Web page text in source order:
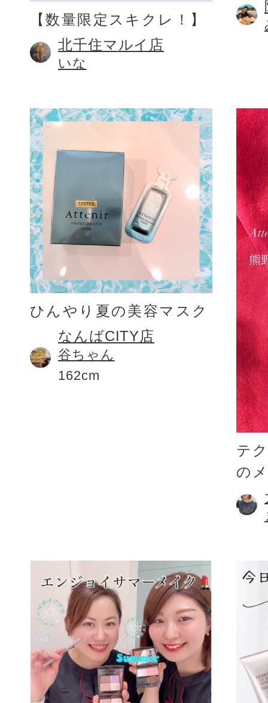
【数量限定スキクレ！】
北千住マルイ店
いな
ひんやり夏の美容マスク
なんばCITY店
谷ちゃん
162cm
テ
の